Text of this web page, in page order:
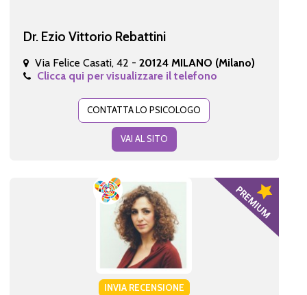
Dr. Ezio Vittorio Rebattini
Via Felice Casati, 42 - 20124 MILANO (Milano)
Clicca qui per visualizzare il telefono
CONTATTA LO PSICOLOGO
VAI AL SITO
INVIA RECENSIONE